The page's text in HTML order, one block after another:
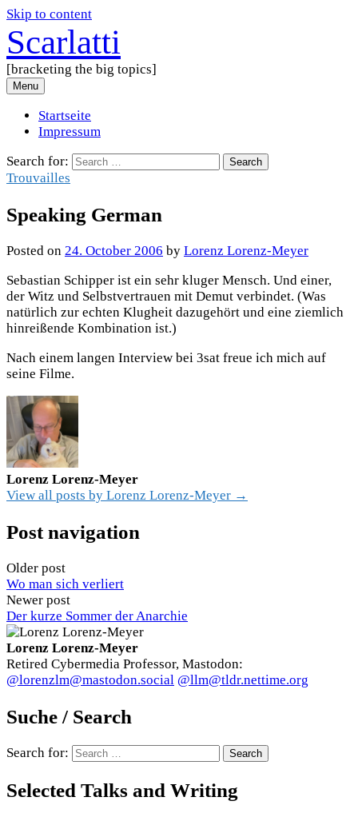
Skip to content
Scarlatti
[bracketing the big topics]
Menu
Startseite
Impressum
Search for:
Trouvailles
Speaking German
Posted on 24. October 2006 by Lorenz Lorenz-Meyer
Sebastian Schipper ist ein sehr kluger Mensch. Und einer,
der Witz und Selbstvertrauen mit Demut verbindet. (Was
natürlich zur echten Klugheit dazugehört und eine ziemlich
hinreißende Kombination ist.)
Nach einem langen Interview bei 3sat freue ich mich auf
seine Filme.
Lorenz Lorenz-Meyer
View all posts by Lorenz Lorenz-Meyer →
Post navigation
Older post
Wo man sich verliert
Newer post
Der kurze Sommer der Anarchie
Lorenz Lorenz-Meyer
Retired Cybermedia Professor, Mastodon:
@lorenzlm@mastodon.social @llm@tldr.nettime.org
Suche / Search
Search for:
Selected Talks and Writing